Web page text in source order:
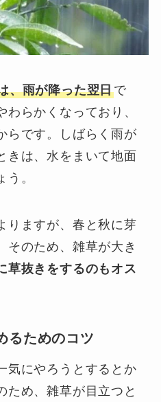
、雨が降った翌日で
らかくなっており、
らです。しばらく雨が
きは、水をまいて地面
。
りますが、春と秋に芽
そのため、雑草が大き
草抜きをするのもオス
るためのコツ
気にやろうとするとか
ため、雑草が目立つと